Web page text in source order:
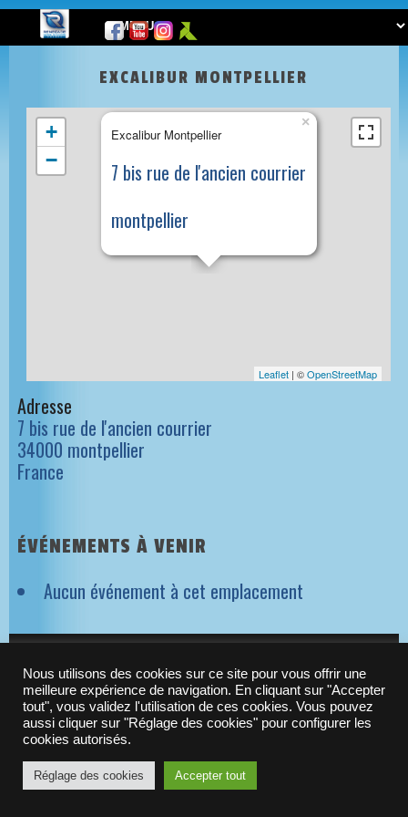
EXCALIBUR MONTPELLIER
Excalibur Montpellier
7 bis rue de l'ancien courrier
montpellier
×
+
−
Leaflet | ©OpenStreetMap
Adresse
7 bis rue de l'ancien courrier
34000 montpellier
France
ÉVÉNEMENTS À VENIR
Aucun événement à cet emplacement
© 2010-2021 - Origames | N°Siret : 523 288 637 00029
Nous utilisons des cookies sur ce site pour vous offrir une
meilleure expérience de navigation. En cliquant sur "Accepter
tout", vous validez l'utilisation de ces cookies. Vous pouvez
aussi cliquer sur "Réglage des cookies" pour configurer les
cookies autorisés.
Réglage des cookies Accepter tout